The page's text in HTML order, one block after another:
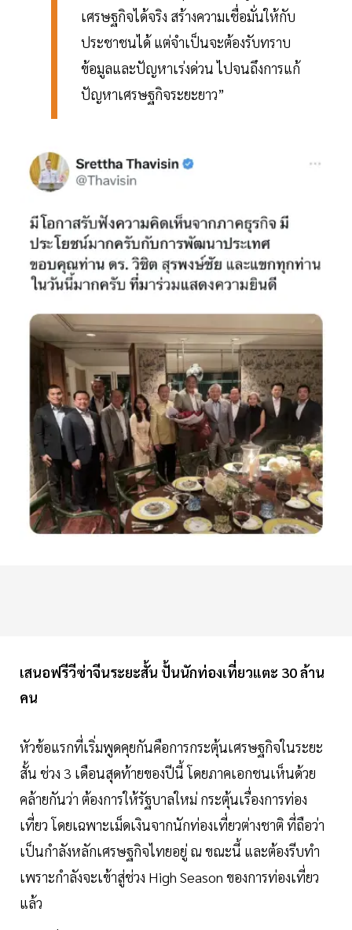
เศรษฐกิจได้จริง สร้างความเชื่อมั่นให้กับ
ประชาชนได้ แต่จำเป็นจะต้องรับทราบ
ข้อมูลและปัญหาเร่งด่วน ไปจนถึงการแก้
ปัญหาเศรษฐกิจระยะยาว”
เสนอฟรีวีซ่าจีนระยะสั้น ปั้นนักท่องเที่ยวแตะ 30 ล้าน
คน
หัวข้อแรกที่เริ่มพูดคุยกันคือการกระตุ้นเศรษฐกิจในระยะ
สั้น ช่วง 3 เดือนสุดท้ายของปีนี้ โดยภาคเอกชนเห็นด้วย
คล้ายกันว่า ต้องการให้รัฐบาลใหม่ กระตุ้นเรื่องการท่อง
เที่ยว โดยเฉพาะเม็ดเงินจากนักท่องเที่ยวต่างชาติ ที่ถือว่า
เป็นกำลังหลักเศรษฐกิจไทยอยู่ ณ ขณะนี้ และต้องรีบทำ
เพราะกำลังจะเข้าสู่ช่วง High Season ของการท่องเที่ยว
แล้ว